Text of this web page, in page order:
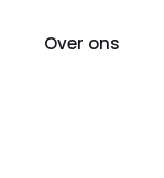
Over ons